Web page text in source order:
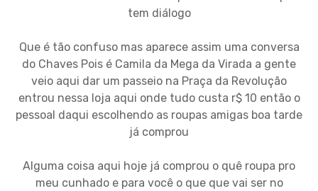
tem diálogo
Que é tão confuso mas aparece assim uma conversa
do Chaves Pois é Camila da Mega da Virada a gente
veio aqui dar um passeio na Praça da Revolução
entrou nessa loja aqui onde tudo custa r$ 10 então o
pessoal daqui escolhendo as roupas amigas boa tarde
já comprou
Alguma coisa aqui hoje já comprou o quê roupa pro
meu cunhado e para você o que que vai ser no